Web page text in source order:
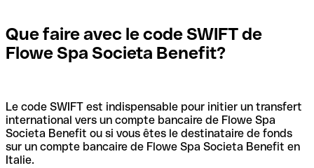
Que faire avec le code SWIFT de
Flowe Spa Societa Benefit?
Le code SWIFT est indispensable pour initier un transfert
international vers un compte bancaire de Flowe Spa
Societa Benefit ou si vous êtes le destinataire de fonds
sur un compte bancaire de Flowe Spa Societa Benefit en
Italie.